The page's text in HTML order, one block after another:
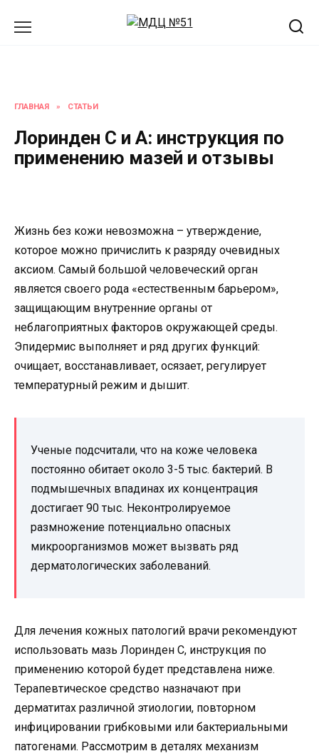
ГЛАВНАЯ » СТАТЬИ
Лоринден С и А: инструкция по
применению мазей и отзывы
Жизнь без кожи невозможна – утверждение,
которое можно причислить к разряду очевидных
аксиом. Самый большой человеческий орган
является своего рода «естественным барьером»,
защищающим внутренние органы от
неблагоприятных факторов окружающей среды.
Эпидермис выполняет и ряд других функций:
очищает, восстанавливает, осязает, регулирует
температурный режим и дышит.
Ученые подсчитали, что на коже человека
постоянно обитает около 3-5 тыс. бактерий. В
подмышечных впадинах их концентрация
достигает 90 тыс. Неконтролируемое
размножение потенциально опасных
микроорганизмов может вызвать ряд
дерматологических заболеваний.
Для лечения кожных патологий врачи рекомендуют
использовать мазь Лоринден С, инструкция по
применению которой будет представлена ниже.
Терапевтическое средство назначают при
дерматитах различной этиологии, повторном
инфицировании грибковыми или бактериальными
патогенами. Рассмотрим в деталях механизм